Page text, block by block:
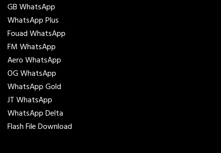
GB WhatsApp
WhatsApp Plus
Fouad WhatsApp
FM WhatsApp
Aero WhatsApp
OG WhatsApp
WhatsApp Gold
JT WhatsApp
WhatsApp Delta
Flash File Download